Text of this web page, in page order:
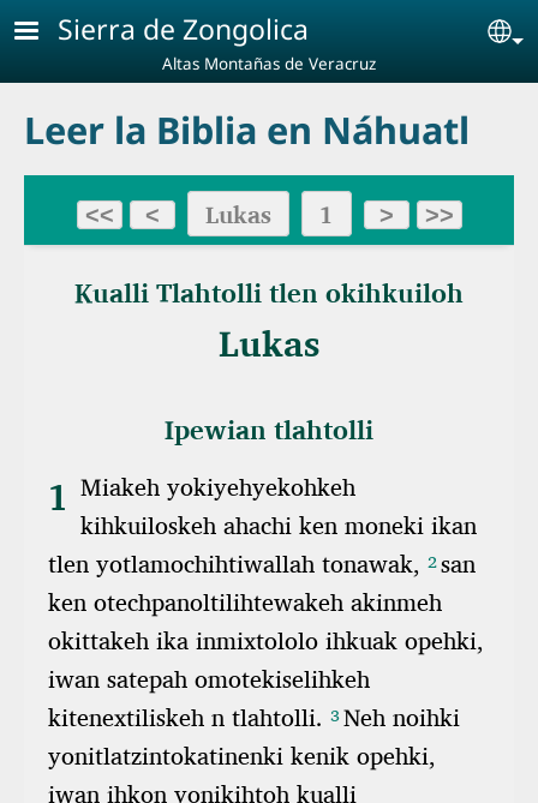
Pasar al contenido principal
Sierra de Zongolica
Altas Montañas de Veracruz
Leer la Biblia en Náhuatl